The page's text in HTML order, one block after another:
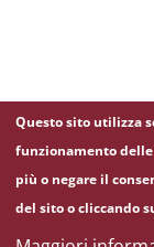
Questo sito utilizza
funzionamento
più o negare il
del sito o cliccando